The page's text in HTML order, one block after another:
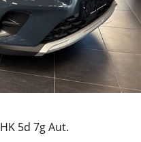
5d 7g Aut.